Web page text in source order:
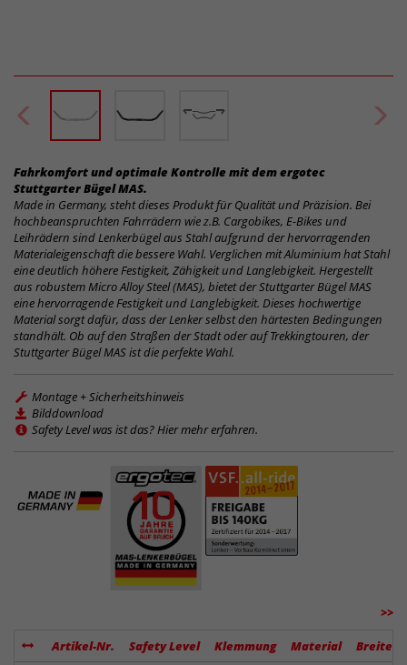
Fahrkomfort und optimale Kontrolle mit dem ergotec
Stuttgarter Bügel MAS.
Made in Germany, steht dieses Produkt für Qualität und Präzision. Bei
hochbeanspruchten Fahrrädern wie z.B. Cargobikes, E-Bikes und
Leihrädern sind Lenkerbügel aus Stahl aufgrund der hervorragenden
Materialeigenschaft die bessere Wahl. Verglichen mit Aluminium hat Stahl
eine deutlich höhere Festigkeit, Zähigkeit und Langlebigkeit. Hergestellt
aus robustem Micro Alloy Steel (MAS), bietet der Stuttgarter Bügel MAS
eine hervorragende Festigkeit und Langlebigkeit. Dieses hochwertige
Material sorgt dafür, dass der Lenker selbst den härtesten Bedingungen
standhält. Ob auf den Straßen der Stadt oder auf Trekkingtouren, der
Stuttgarter Bügel MAS ist die perfekte Wahl.
Montage + Sicherheitshinweis
Bilddownload
Safety Level was ist das? Hier mehr erfahren.
>>
Artikel-Nr. Safety Level Klemmung Material
Breite